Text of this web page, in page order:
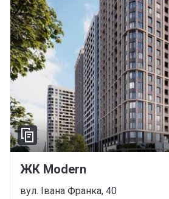
ЖК Modern
вул. Івана Франка, 40